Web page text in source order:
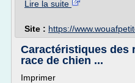
Lire la suite
Site : https://
Caractéristiques des
race de chien ...
Imprimer